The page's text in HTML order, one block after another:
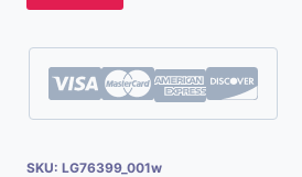
SKU: LG76399_001w